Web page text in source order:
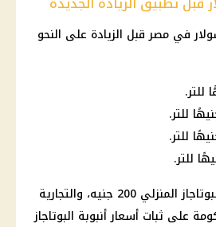
في مصر قبل الزيادة على النحو
كما بلغ سعر أسطوانة البوتاجاز المنزلي 200 جنيه، والتجارية
على ثبات أسعار أنبوبة البوتاجاز